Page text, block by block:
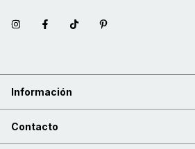
Información
Contacto